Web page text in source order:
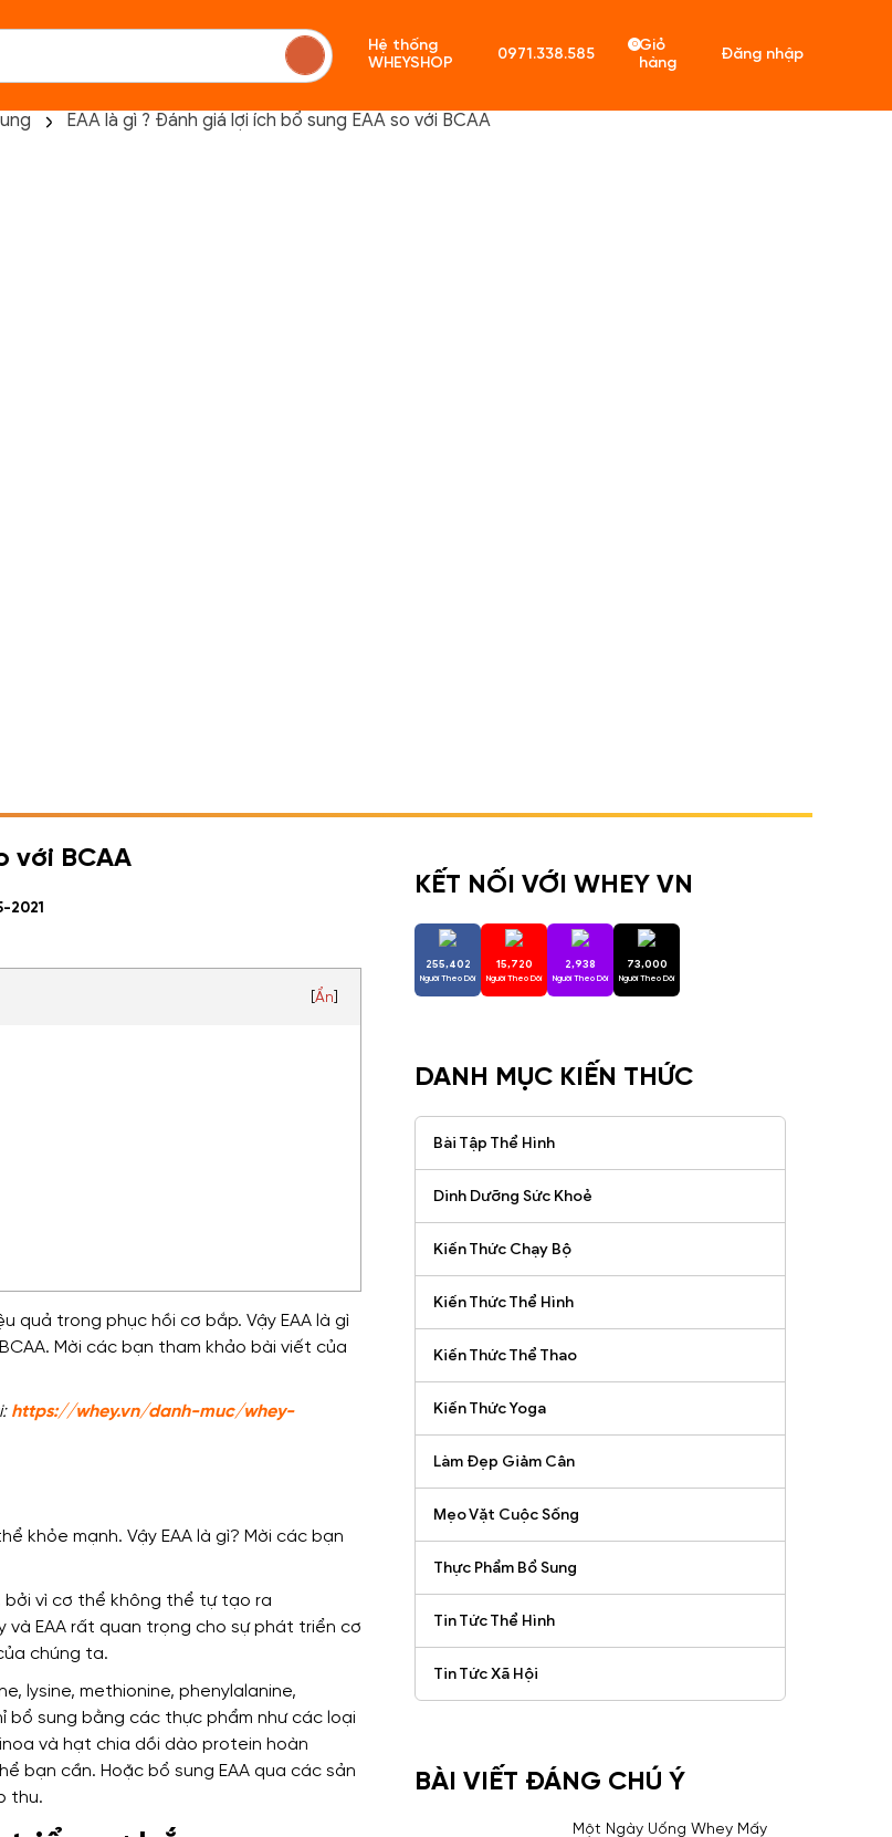
Hệ thống
WHEYSHOP
0971.338.585
0Giỏ
hàng
Đăng nhập
EAA là gì ? Đánh giá lợi ích bổ sung EAA so với BCAA
với BCAA
2021
Ẩn
quả trong phục hồi cơ bắp. Vậy EAA là gì
BCAA. Mời các bạn tham khảo bài viết của
https://whey.vn/danh-muc/whey-
bởi vì cơ thể không thể tự tạo ra
và EAA rất quan trọng cho sự phát triển cơ
chúng ta.
lysine, methionine, phenylalanine,
bổ sung bằng các thực phẩm như các loại
và hạt chia dồi dào protein hoàn
bạn cần. Hoặc bổ sung EAA qua các sản
thu.
KẾT NỐI VỚI WHEY VN
255,402
Người Theo Dõi
15,720
Người Theo Dõi
2,938
Người Theo Dõi
73,000
Người Theo Dõi
DANH MỤC KIẾN THỨC
Bài Tập Thể Hình
Dinh Dưỡng Sức Khoẻ
Kiến Thức Chạy Bộ
Kiến Thức Thể Hình
Kiến Thức Thể Thao
Kiến Thức Yoga
Làm Đẹp Giảm Cân
Mẹo Vặt Cuộc Sống
Thực Phẩm Bổ Sung
Tin Tức Thể Hình
Tin Tức Xã Hội
BÀI VIẾT ĐÁNG CHÚ Ý
Một Ngày Uống Whey Mấy